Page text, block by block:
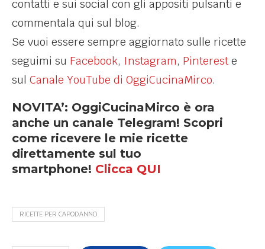
contatti e sui social con gli appositi pulsanti e
commentala qui sul blog.
Se vuoi essere sempre aggiornato sulle ricette
seguimi su Facebook, Instagram, Pinterest e
sul Canale YouTube di OggiCucinaMirco.
NOVITA’: OggiCucinaMirco è ora
anche un canale Telegram! Scopri
come ricevere le mie ricette
direttamente sul tuo
smartphone! Clicca QUI
RICETTE PER CAPODANNO